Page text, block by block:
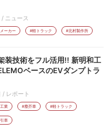
/ ニュース
ーカー #軽トラック #北村製作所
装技術をフル活用!! 新明和工
ベースのEVダンプトラ
/ レポート
業 #塵芥車 #軽トラック
車